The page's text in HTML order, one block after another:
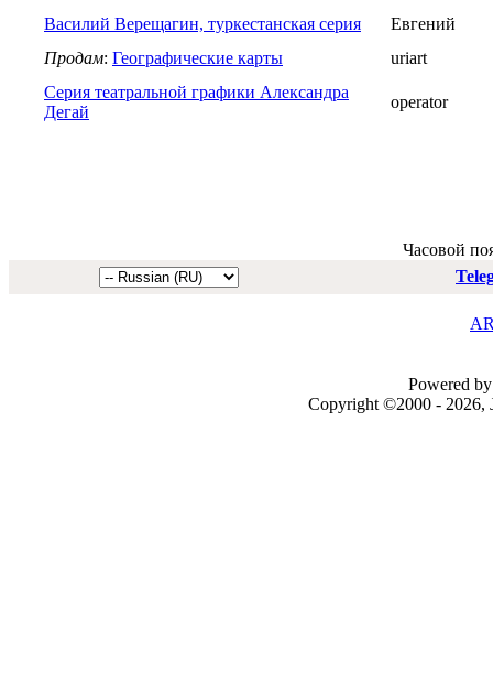
Василий Верещагин, туркестанская серия
Евгений
Продам: Географические карты
uriart
Серия театральной графики Александра
Дегай
operator
Часовой
Powered
Copyright ©2000 - 2026,